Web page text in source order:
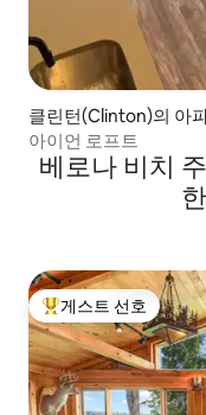
클린턴(Clinton)의 아
아이언 로프트
베로나 비치
상위 게스트 선호
게스트 선호